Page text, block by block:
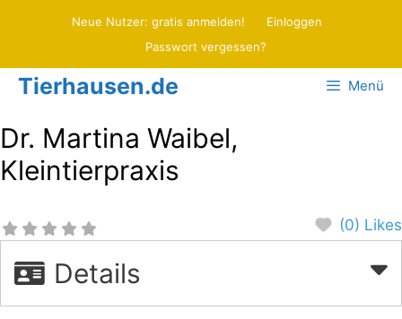
Neue Nutzer: gratis anmelden!
Einloggen
Passwort vergessen?
Tierhausen.de Menü
Dr. Martina Waibel,
Kleintierpraxis
(0) Likes
Details